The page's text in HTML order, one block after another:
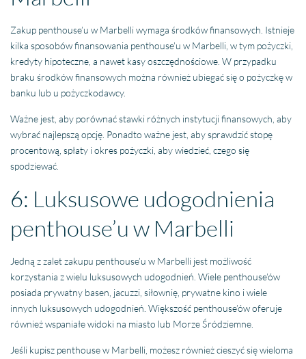
Zakup penthouse’u w Marbelli wymaga środków finansowych. Istnieje
kilka sposobów finansowania penthouse’u w Marbelli, w tym pożyczki,
kredyty hipoteczne, a nawet kasy oszczędnościowe. W przypadku
braku środków finansowych można również ubiegać się o pożyczkę w
banku lub u pożyczkodawcy.
Ważne jest, aby porównać stawki różnych instytucji finansowych, aby
wybrać najlepszą opcję. Ponadto ważne jest, aby sprawdzić stopę
procentową, spłaty i okres pożyczki, aby wiedzieć, czego się
spodziewać.
6: Luksusowe udogodnienia
penthouse’u w Marbelli
Jedną z zalet zakupu penthouse’u w Marbelli jest możliwość
korzystania z wielu luksusowych udogodnień. Wiele penthouse’ów
posiada prywatny basen, jacuzzi, siłownię, prywatne kino i wiele
innych luksusowych udogodnień. Większość penthouse’ów oferuje
również wspaniałe widoki na miasto lub Morze Śródziemne.
Jeśli kupisz penthouse w Marbelli, możesz również cieszyć się wieloma